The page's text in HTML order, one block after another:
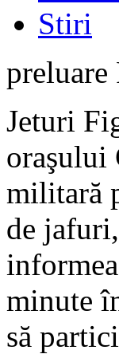
Stiri
preluare
Jeturi
oraşului
militară
de
minute
să